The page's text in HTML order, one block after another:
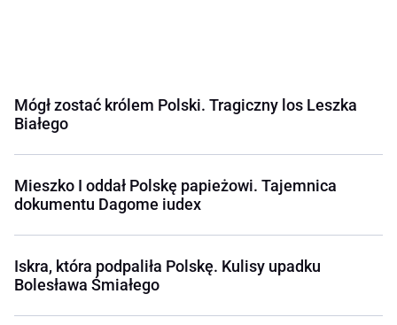
Mógł zostać królem Polski. Tragiczny los Leszka
Białego
Mieszko I oddał Polskę papieżowi. Tajemnica
dokumentu Dagome iudex
Iskra, która podpaliła Polskę. Kulisy upadku
Bolesława Śmiałego